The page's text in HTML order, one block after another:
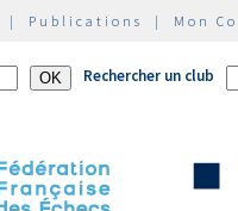
| Publications | Mon
Rechercher un club